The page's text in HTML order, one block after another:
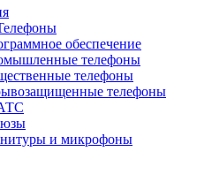
обеспечение
телефоны
телефоны
телефоны
и микрофоны